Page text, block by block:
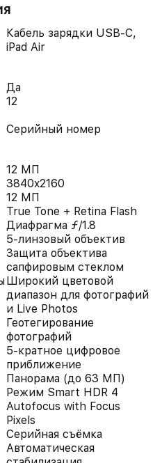
Кабель зарядки USB-C,
iPad Air
Да
12
Серийный номер
12 МП
3840x2160
12 МП
True Tone + Retina Flash
Диафрагма ƒ/1.8
5-линзовый объектив
Защита объектива
сапфировым стеклом
Широкий цветовой
диапазон для фотографий
и Live Photos
Геотегирование
фотографий
5-кратное цифровое
приближение
Панорама (до 63 МП)
Режим Smart HDR 4
Autofocus with Focus
Pixels
Серийная съëмка
Автоматическая